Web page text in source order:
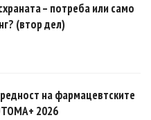
– потреба или само
(втор дел)
на фармацевтските
2026